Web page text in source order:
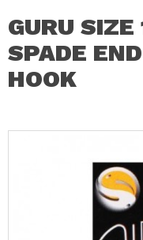
GURU SIZE
SPADE
HOOK